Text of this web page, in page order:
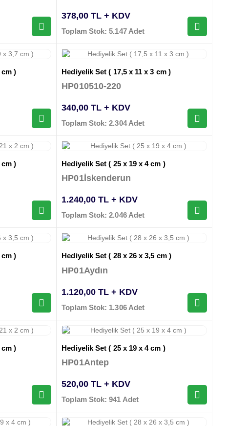
378,00 TL + KDV
Toplam Stok: 5.147 Adet
cm ) Hediyelik Set ( 17,5 x 11 x 3 cm )
HP010510-220
340,00 TL + KDV
Toplam Stok: 2.304 Adet
cm ) Hediyelik Set ( 25 x 19 x 4 cm )
HP01İskenderun
1.240,00 TL + KDV
Toplam Stok: 2.046 Adet
cm ) Hediyelik Set ( 28 x 26 x 3,5 cm )
HP01Aydın
1.120,00 TL + KDV
Toplam Stok: 1.306 Adet
cm ) Hediyelik Set ( 25 x 19 x 4 cm )
HP01Antep
520,00 TL + KDV
Toplam Stok: 941 Adet